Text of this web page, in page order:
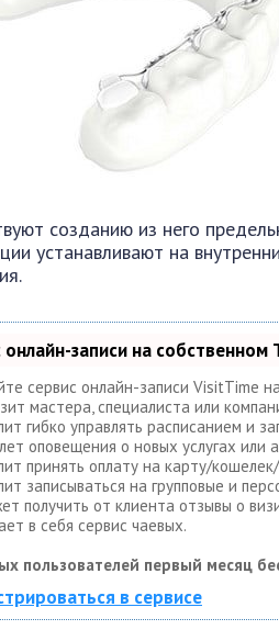
созданию из него
устанавливают на
онлайн-записи на
сервис онлайн-записи VisitTime
мастера, специалиста или
гибко управлять расписанием и
оповещения о новых услугах или
принять оплату на карту/
записываться на групповые и
получить от клиента отзывы о
в себя сервис чаевых.
пользователей первый месяц
в сервисе